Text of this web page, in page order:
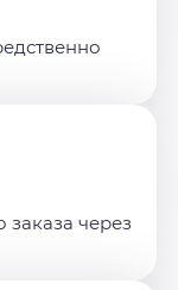
через